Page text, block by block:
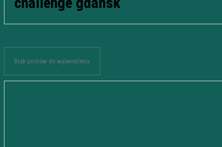
Brak postów do wyświetlenia